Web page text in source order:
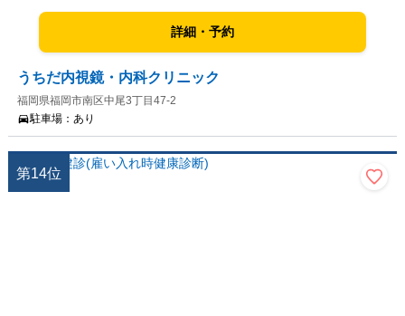
詳細・予約
うちだ内視鏡・内科クリニック
福岡県福岡市南区中尾3丁目47-2
駐車場： あり
第14位